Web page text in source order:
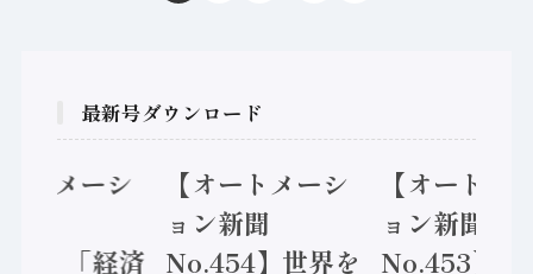
最新号ダウンロード
トメーシ
】「経済
【オートメーシ
ョン新聞
No.454】世界を
【オートメ
ョン新聞
No.453】フ